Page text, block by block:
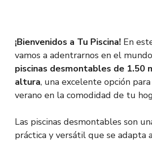
¡Bienvenidos a Tu Piscina! En
vamos a adentrarnos en el
piscinas desmontables de 1.50
altura, una excelente opción
verano en la comodidad de tu
Las piscinas desmontables son
práctica y versátil que se adapta